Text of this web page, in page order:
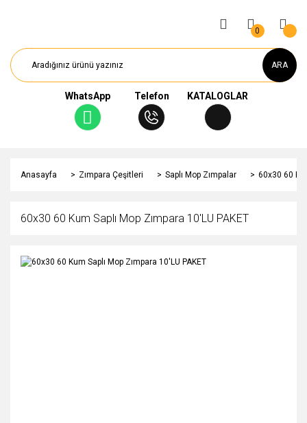
ARA
WhatsApp Telefon KATALOGLAR
0
Anasayfa Zımpara Çeşitleri Saplı Mop Zımpalar 60x30 60
60x30 60 Kum Saplı Mop Zımpara 10'LU PAKET